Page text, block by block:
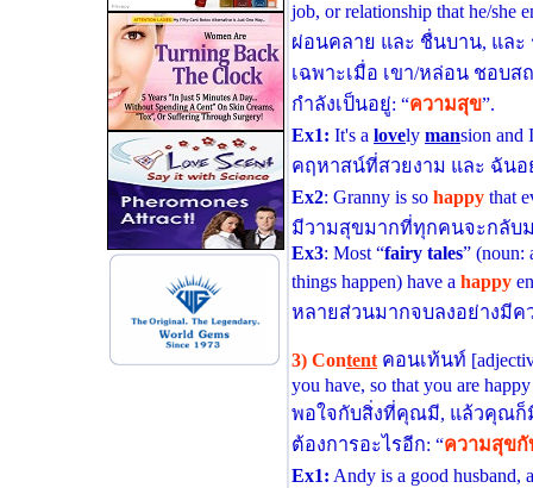
job, or relationship that he/
ผ่อนคลาย และ ชื่นบาน, แล
เฉพาะเมื่อ เขา/หล่อน ชอบ
กําลังเป็นอยู่: “ความสุข”.
Ex1: It's a lovely mansion and
คฤหาสน์ที่สวยงาม และ ฉัน
Ex2: Granny is so happy that
มีวามสุขมากที่ทุกคนจะกลั
Ex3: Most “fairy tales” (noun:
things happen) have a happy
หลายส่วนมากจบลงอย่างมีค
3) Content คอนเท้นท์
you have, so that you are
พอใจกับสิ่งที่คุณมี, แล้วคุณก็
ต้องการอะไรอีก: “ความสุข
Ex1: Andy is a good